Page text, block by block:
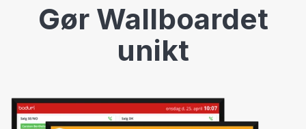
Gør Wallboardet
unikt